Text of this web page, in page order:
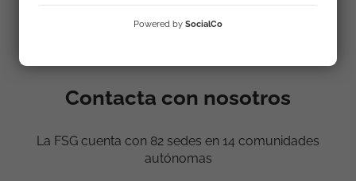
Contacta con nosotros
La FSG cuenta con 82 sedes en 14 comunidades
autónomas
Powered by SocialCo